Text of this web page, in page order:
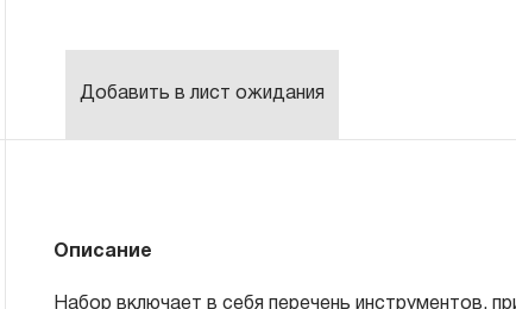
Добавить в лист ожидания
Описание
Набор включает в себя перечень инструментов,
Пуансон для двойной развальцовки трубки